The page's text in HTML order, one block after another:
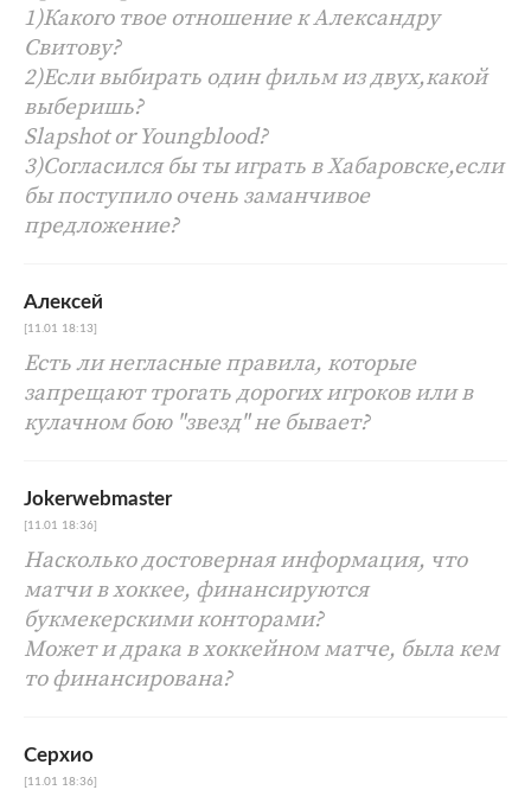
1)Какого твое отношение к Александру
Свитову?
2)Если выбирать один фильм из двух,какой
выберишь?
Slapshot or Youngblood?
3)Согласился бы ты играть в Хабаровске,если
бы поступило очень заманчивое
предложение?
Алексей
[11.01 18:13]
Есть ли негласные правила, которые
запрещают трогать дорогих игроков или в
кулачном бою "звезд" не бывает?
Jokerwebmaster
[11.01 18:36]
Насколько достоверная информация, что
матчи в хоккее, финансируются
букмекерскими конторами?
Может и драка в хоккейном матче, была кем
то финансирована?
Серхио
[11.01 18:36]